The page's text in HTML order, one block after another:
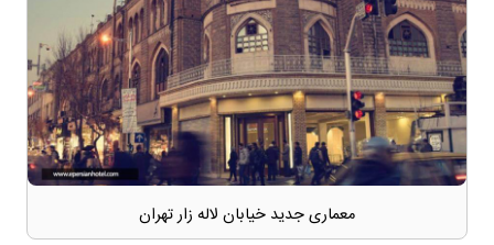
معماری جدید خیابان لاله زار تهران